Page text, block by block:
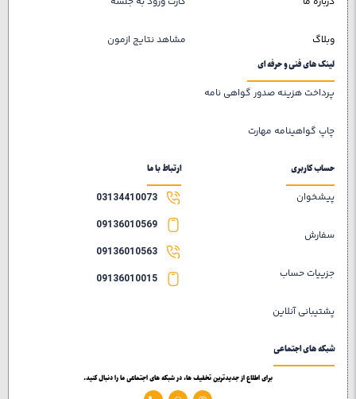
وبلاگ مشاهد نتایج ازمون
لینک های فنی و حرفه ای
پرداخت هزینه صدور گواهی نامه
چاپ گواهینامه مهارت
حساب کاربری
پیشخوان
سفارش
جزییات حساب
پشتیبانی آنلاین
ارتباط با ما
03134410073
09136010569
09136010563
09136010015
شبکه های اجتماعی
برای اطلاع از جدیدترین تخفیف ها، در شبکه های اجتماعی ما را دنبال کنید.